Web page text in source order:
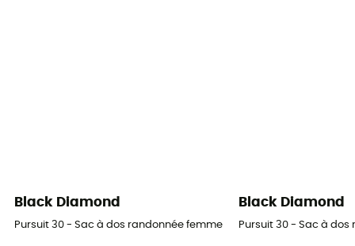
Black Diamond
Pursuit 30 - Sac à dos randonnée femme
Black Diamond
Pursuit 30 - Sac à